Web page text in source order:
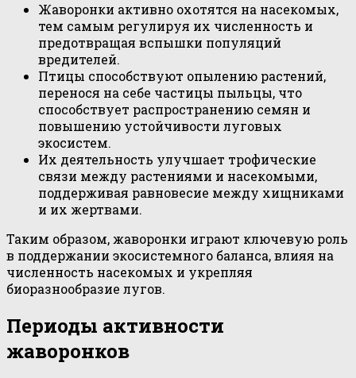
Жаворонки активно охотятся на насекомых,
тем самым регулируя их численность и
предотвращая вспышки популяций
вредителей.
Птицы способствуют опылению растений,
перенося на себе частицы пыльцы, что
способствует распространению семян и
повышению устойчивости луговых
экосистем.
Их деятельность улучшает трофические
связи между растениями и насекомыми,
поддерживая равновесие между хищниками
и их жертвами.
Таким образом, жаворонки играют ключевую роль
в поддержании экосистемного баланса, влияя на
численность насекомых и укрепляя
биоразнообразие лугов.
Периоды активности
жаворонков